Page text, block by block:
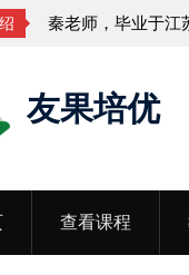
师，毕业于江苏理工学
友果培优
查看课程